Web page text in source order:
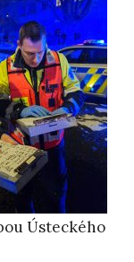
Ústeckého